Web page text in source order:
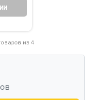
из 4